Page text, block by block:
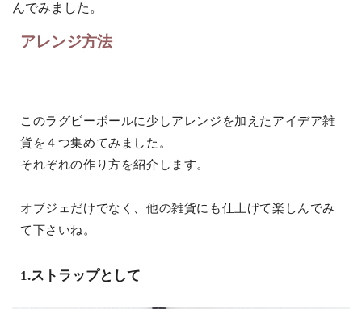
んでみました。
アレンジ方法
このラグビーボールに少しアレンジを加えたアイデア雑
貨を４つ集めてみました。
それぞれの作り方を紹介します。
オブジェだけでなく、他の雑貨にも仕上げて楽しんでみ
て下さいね。
1.ストラップとして